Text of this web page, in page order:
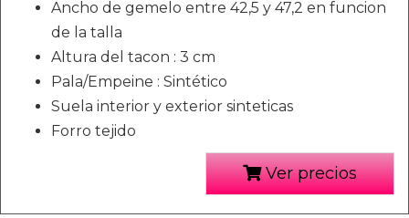
Ancho de gemelo entre 42,5 y 47,2 en funcion
de la talla
Altura del tacon : 3 cm
Pala/Empeine : Sintético
Suela interior y exterior sinteticas
Forro tejido
Ver precios